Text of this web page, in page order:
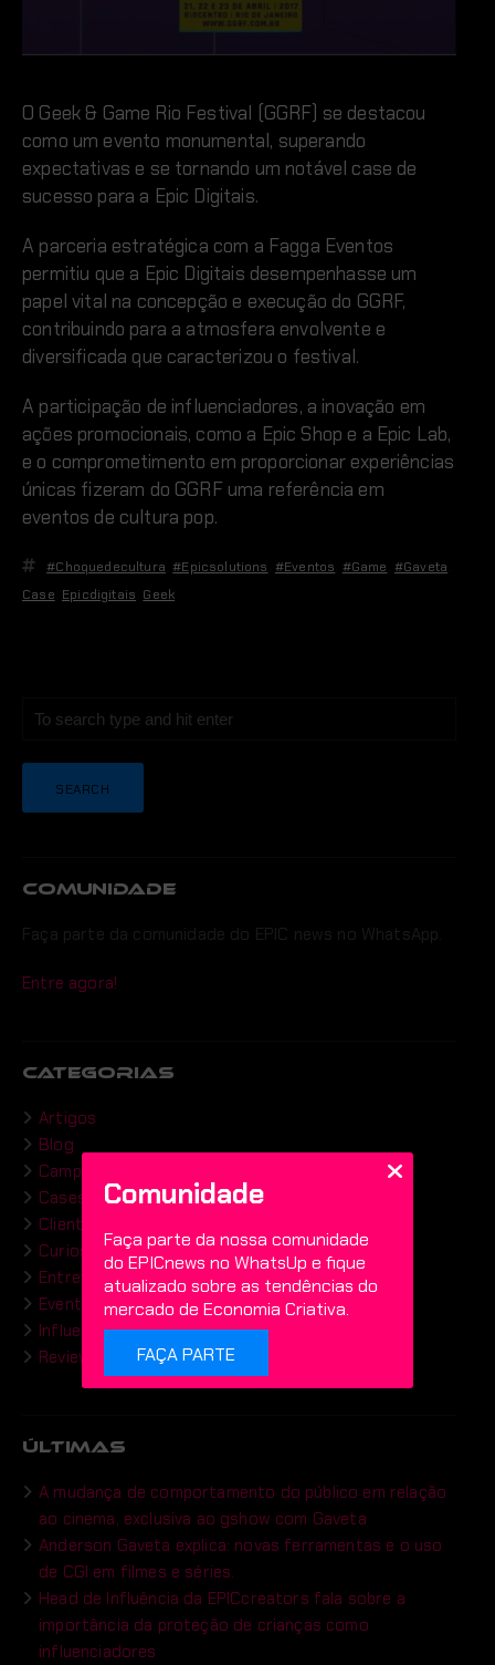
O Geek & Game Rio Festival (GGRF) se destacou
como um evento monumental, superando
expectativas e se tornando um notável case de
sucesso para a Epic Digitais.
A parceria estratégica com a Fagga Eventos
permitiu que a Epic Digitais desempenhasse um
papel vital na concepção e execução do GGRF,
contribuindo para a atmosfera envolvente e
diversificada que caracterizou o festival.
A participação de influenciadores, a inovação em
ações promocionais, como a Epic Shop e a Epic Lab,
e o comprometimento em proporcionar experiências
únicas fizeram do GGRF uma referência em
eventos de cultura pop.
#choquedecultura #epicsolutions #eventos #Game #gaveta
Case Epicdigitais Geek
COMUNIDADE
Faça parte da comunidade do EPIC news no WhatsApp.
Entre agora!
CATEGORIAS
Artigos
Blog
Campanhas
Cases
Clientes
Curiosidades
Entrevistas
Eventos
Influenciadores
Review semanal
ÚLTIMAS
A mudança de comportamento do público em relação
ao cinema, exclusiva ao gshow com Gaveta
Anderson Gaveta explica: novas ferramentas e o uso
de CGI em filmes e séries.
Head de Influência da EPICcreators fala sobre a
importância da proteção de crianças como
influenciadores
Comunidade
Faça parte da nossa comunidade
do EPICnews no WhatsUp e fique
atualizado sobre as tendências do
mercado de Economia Criativa.
FAÇA PARTE